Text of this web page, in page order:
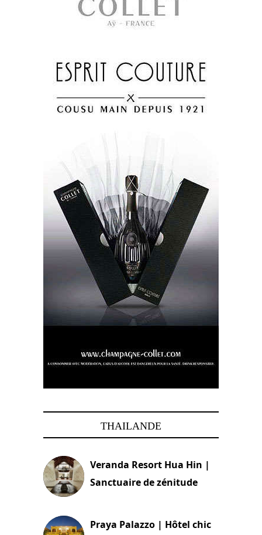
THAILANDE
Veranda Resort Hua Hin |
Sanctuaire de zénitude
Praya Palazzo | Hôtel chic